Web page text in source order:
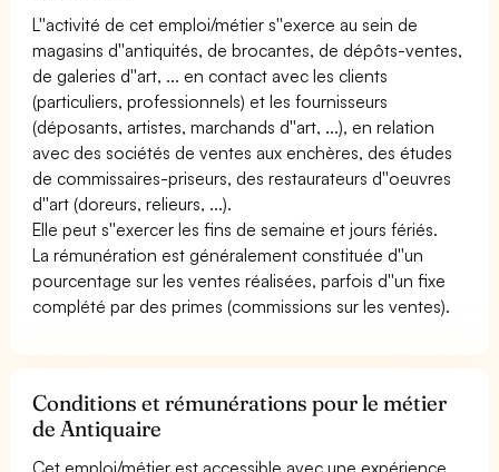
L''activité de cet emploi/métier s''exerce au sein de
magasins d''antiquités, de brocantes, de dépôts-ventes,
de galeries d''art, ... en contact avec les clients
(particuliers, professionnels) et les fournisseurs
(déposants, artistes, marchands d''art, ...), en relation
avec des sociétés de ventes aux enchères, des études
de commissaires-priseurs, des restaurateurs d''oeuvres
d''art (doreurs, relieurs, ...).
Elle peut s''exercer les fins de semaine et jours fériés.
La rémunération est généralement constituée d''un
pourcentage sur les ventes réalisées, parfois d''un fixe
complété par des primes (commissions sur les ventes).
Conditions et rémunérations pour le métier
de Antiquaire
Cet emploi/métier est accessible avec une expérience